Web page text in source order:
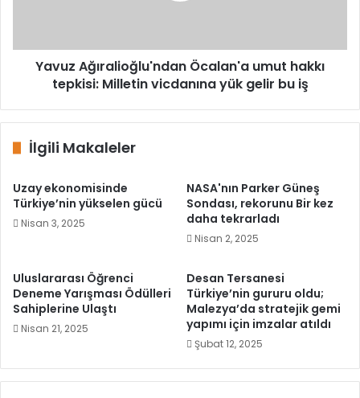
yük
Yavuz Ağıralioğlu'ndan Öcalan'a umut hakkı
tepkisi: Milletin vicdanına yük gelir bu iş
İlgili Makaleler
Uzay ekonomisinde
Türkiye’nin yükselen gücü
Nisan 3, 2025
NASA'nın Parker Güneş
Sondası, rekorunu Bir kez
daha tekrarladı
Nisan 2, 2025
Uluslararası Öğrenci
Deneme Yarışması Ödülleri
Sahiplerine Ulaştı
Nisan 21, 2025
Desan Tersanesi
Türkiye’nin gururu oldu;
Malezya’da stratejik gemi
yapımı için imzalar atıldı
Şubat 12, 2025